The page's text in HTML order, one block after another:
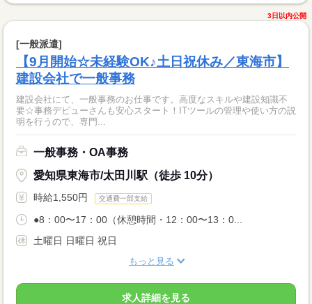
3日以内公開
[一般派遣]
【9月開始☆未経験OK♪土日祝休み／東海市】
建設会社で一般事務
建設会社にて、一般事務のお仕事です。高度なスキルや建設知識不
要☆事務デビューさんも安心スタート！ITツールの管理や使い方の説
明を行うので、専門...
一般事務・OA事務
愛知県東海市/太田川駅（徒歩 10分）
時給1,550円 交通費一部支給
●8：00〜17：00（休憩時間・12：00〜13：0...
土曜日 日曜日 祝日
もっと見る
求人詳細を見る